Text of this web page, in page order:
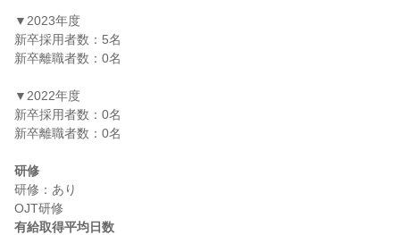
▼2023年度
新卒採用者数：5名
新卒離職者数：0名
▼2022年度
新卒採用者数：0名
新卒離職者数：0名
研修
研修：あり
有給取得平均日数